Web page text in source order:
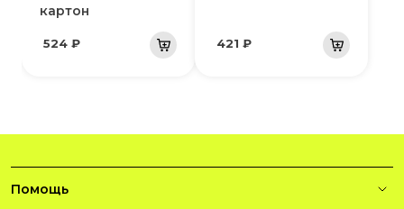
картон
524 ₽ 421 ₽
Помощь